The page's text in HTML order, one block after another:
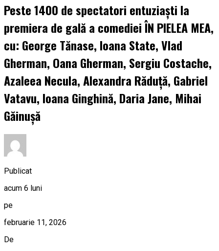
Peste 1400 de spectatori entuziaști la
premiera de gală a comediei ÎN PIELEA MEA,
cu: George Tănase, Ioana State, Vlad
Gherman, Oana Gherman, Sergiu Costache,
Azaleea Necula, Alexandra Răduță, Gabriel
Vatavu, Ioana Ginghină, Daria Jane, Mihai
Găinușă
Publicat
acum 6 luni
pe
februarie 11, 2026
De